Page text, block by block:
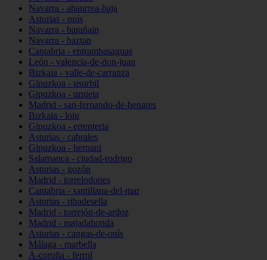
Navarra - abaurrea-baja
Asturias - onís
Navarra - barañain
Navarra - baztan
Cantabria - entrambasaguas
León - valencia-de-don-juan
Bizkaia - valle-de-carranza
Gipuzkoa - usurbil
Gipuzkoa - urnieta
Madrid - san-fernando-de-henares
Bizkaia - loiu
Gipuzkoa - errenteria
Asturias - cabrales
Gipuzkoa - hernani
Salamanca - ciudad-rodrigo
Asturias - gozón
Madrid - torrelodones
Cantabria - santillana-del-mar
Asturias - ribadesella
Madrid - torrejón-de-ardoz
Madrid - majadahonda
Asturias - cangas-de-onís
Málaga - marbella
A-coruña - ferrol